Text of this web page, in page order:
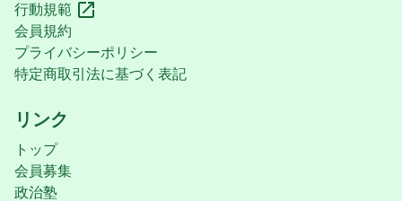
行動規範
会員規約
プライバシーポリシー
特定商取引法に基づく表記
リンク
トップ
会員募集
政治塾